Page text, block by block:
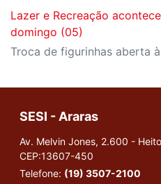
Lazer e Recreação
domingo (05)
SESI - Araras
Av. Melvin Jones, 2.600 -
CEP:13607-450
Telefone: (19) 3507-2100